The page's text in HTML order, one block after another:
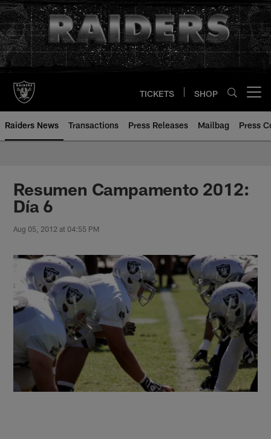
Skip
to
main
content
TICKETS SHOP
Raiders News Transactions Press Releases Mailbag Press
Resumen Campamento 2012:
Día 6
Aug 05, 2012 at 04:55 PM